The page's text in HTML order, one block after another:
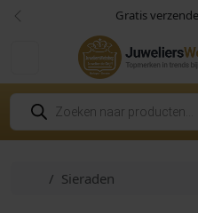
Skip to content
Skip to footer Gratis
Vorige
P
o
d
HomeSieraden